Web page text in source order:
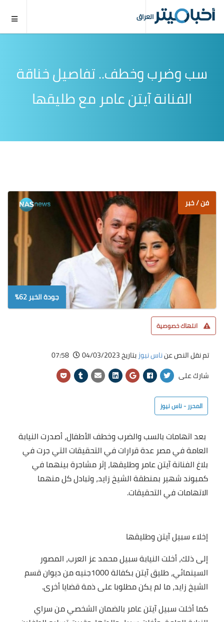
العراق
سب وضرب وخطف.. تفاصيل خناقة
الفنانة آيتن عامر مع طليقها
فن / خبر
جودة الخبر 62%
انتهاك خصوصية
تم نقل النص عنناس نيوزبتاريخ 04/03/2023
07:58
شارك على
المحرر - ناس نيوز
بعد اتهامات بالسب والضرب وخطف الأطفال، أصدرت النيابة
العامة في مصر عدة قرارات في التحقيقات التي جرت في
بلاغ الفنانة آيتن عامر وطليقها، إثر مشاجرة بينهما في
كمبوند شهير بمنطقة الشيخ زايد، وتبادل كل منهما
الاتهامات في التحقيقات.
إخلاء سبيل آيتن وطليقها
إلى ذلك، أخلت النيابة سبيل محمد عز العرب، المصور
السينمائي، طليق آيتن بكفالة 1000جنيه من ديوان قسم
الشيخ زايد، ما لم يكن مطلوبا على ذمة قضايا أخرى.
كما أخلت سبيل آيتن عامر بالضمان الشخصي من سراي